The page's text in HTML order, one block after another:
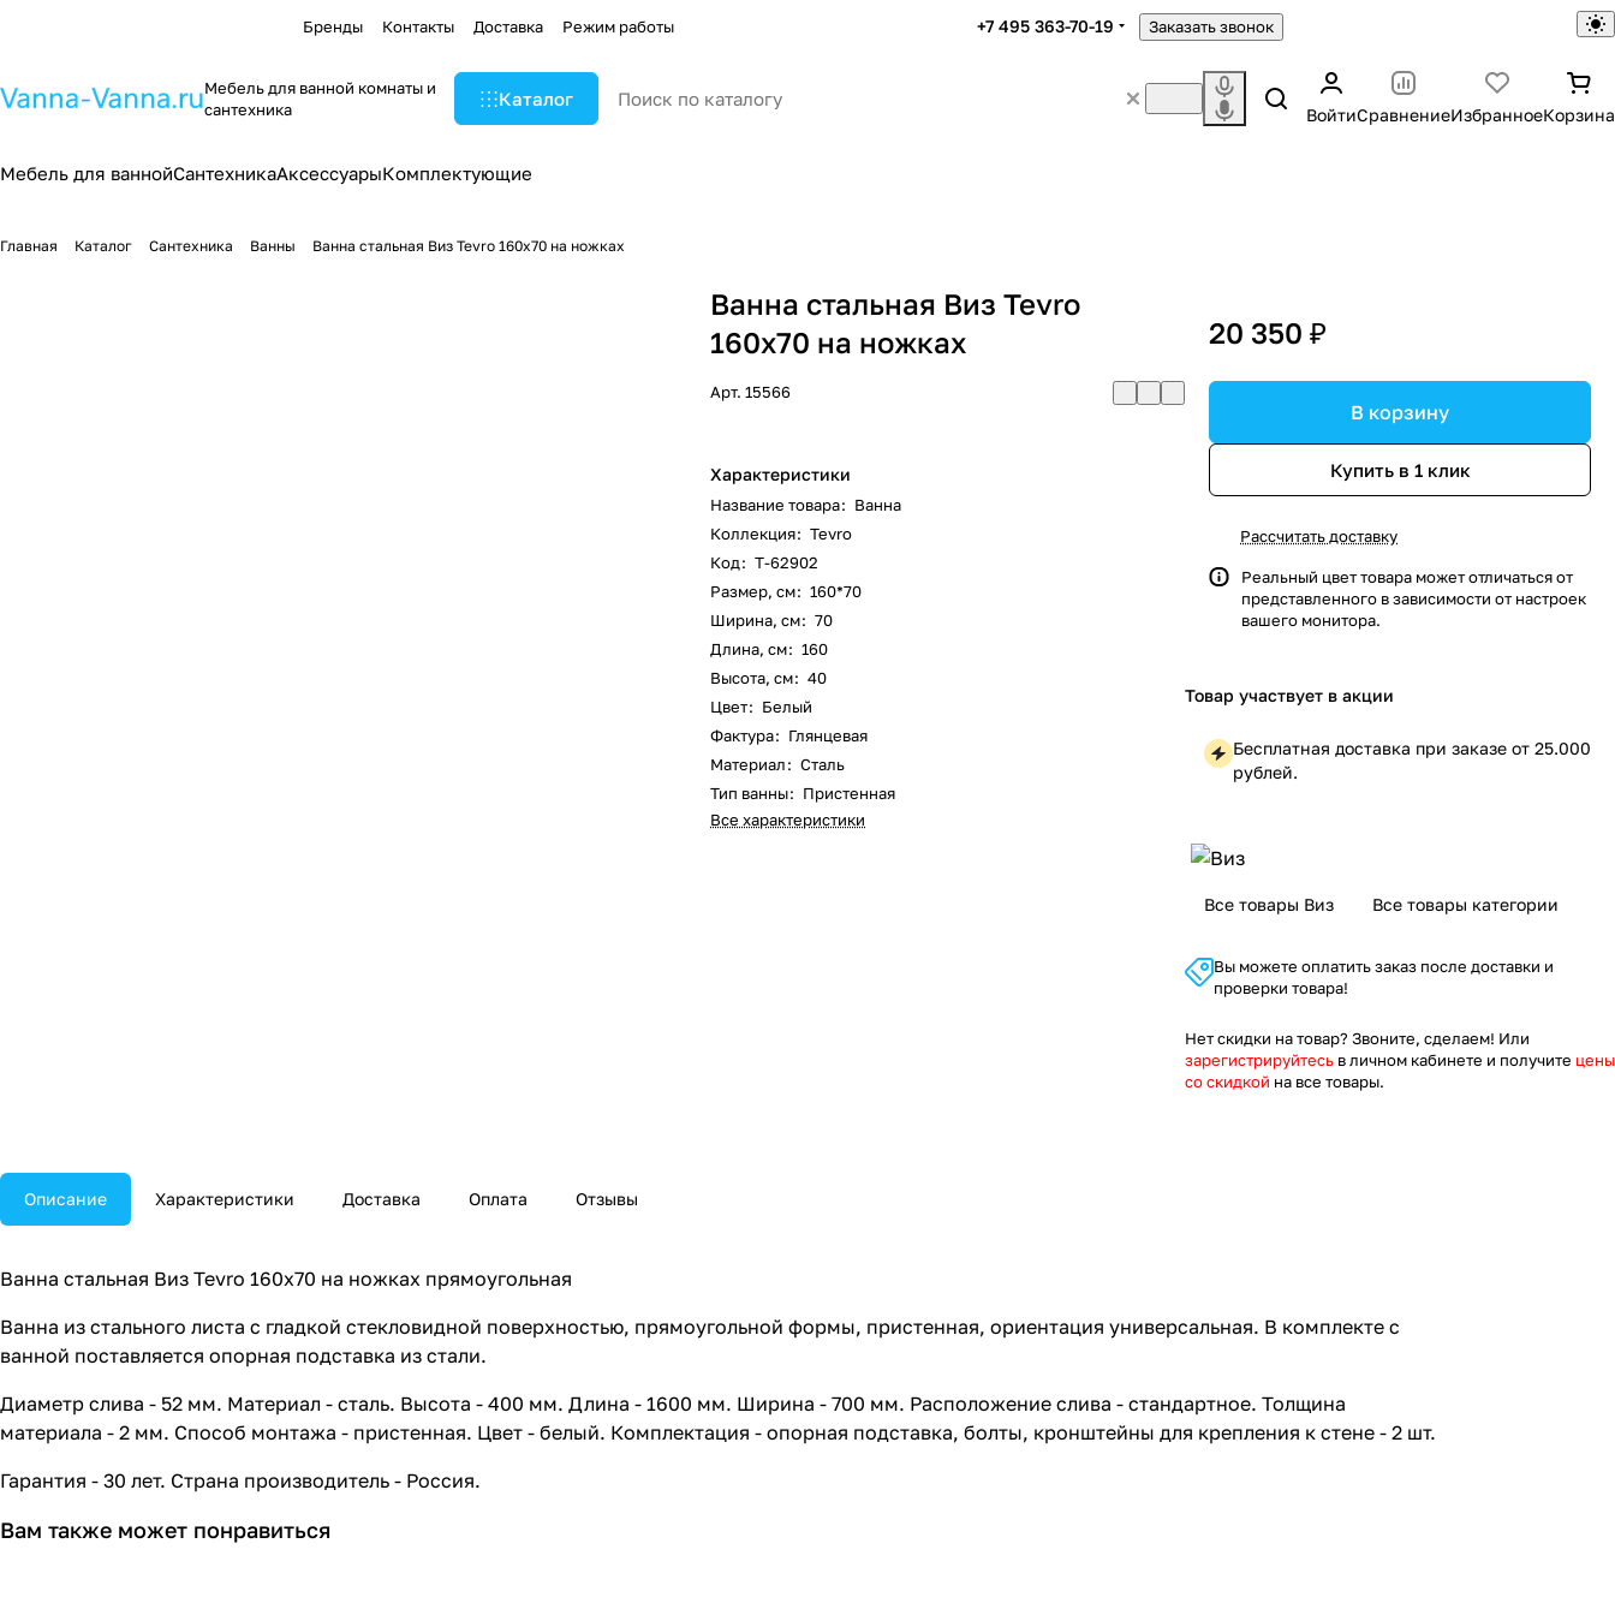
Бренды Контакты Доставка Режим работы +7 495 363-70-19 Заказать звонок
Мебель для ванной комнаты и
сантехника
Каталог
ВойтиСравнениеИзбранноеКорзина
Мебель для ваннойСантехникаАксессуарыКомплектующие
Главная Каталог Сантехника Ванны Ванна стальная Виз Tevro 160x70 на ножках
Ванна стальная Виз Tevro
160x70 на ножках
Арт.15566
Характеристики
Название товара: Ванна
Коллекция: Tevro
Код: Т-62902
Размер, см: 160*70
Ширина, см: 70
Длина, см: 160
Высота, см: 40
Цвет: Белый
Фактура: Глянцевая
Материал: Сталь
Тип ванны: Пристенная
Все характеристики
20 350 ₽
В корзину
Купить в 1 клик
Рассчитать доставку
Реальный цвет товара может отличаться от
представленного в зависимости от настроек
вашего монитора.
Товар участвует в акции
Бесплатная доставка при заказе от 25.000
рублей.
Все товары Виз Все товары категории
Вы можете оплатить заказ после доставки и
проверки товара!
Нет скидки на товар? Звоните, сделаем! Или
зарегистрируйтесь в личном кабинете и получите цены
со скидкой на все товары.
Описание Характеристики Доставка Оплата Отзывы
Ванна стальная Виз Tevro 160x70 на ножках прямоугольная
Ванна из стального листа с гладкой стекловидной поверхностью, прямоугольной формы, пристенная, ориентация универсальная. В комплекте с
ванной поставляется опорная подставка из стали.
Диаметр слива - 52 мм. Материал - сталь. Высота - 400 мм. Длина - 1600 мм. Ширина - 700 мм. Расположение слива - стандартное. Толщина
материала - 2 мм. Способ монтажа - пристенная. Цвет - белый. Комплектация - опорная подставка, болты, кронштейны для крепления к стене - 2 шт.
Гарантия - 30 лет. Страна производитель - Россия.
Вам также может понравиться